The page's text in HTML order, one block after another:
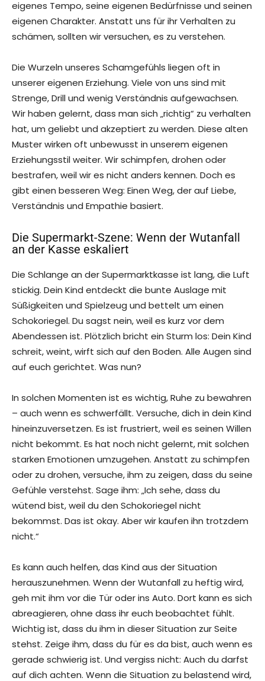
eigenes Tempo, seine eigenen Bedürfnisse und seinen
eigenen Charakter. Anstatt uns für ihr Verhalten zu
schämen, sollten wir versuchen, es zu verstehen.
Die Wurzeln unseres Schamgefühls liegen oft in
unserer eigenen Erziehung. Viele von uns sind mit
Strenge, Drill und wenig Verständnis aufgewachsen.
Wir haben gelernt, dass man sich „richtig“ zu verhalten
hat, um geliebt und akzeptiert zu werden. Diese alten
Muster wirken oft unbewusst in unserem eigenen
Erziehungsstil weiter. Wir schimpfen, drohen oder
bestrafen, weil wir es nicht anders kennen. Doch es
gibt einen besseren Weg: Einen Weg, der auf Liebe,
Verständnis und Empathie basiert.
Die Supermarkt-Szene: Wenn der Wutanfall
an der Kasse eskaliert
Die Schlange an der Supermarktkasse ist lang, die Luft
stickig. Dein Kind entdeckt die bunte Auslage mit
Süßigkeiten und Spielzeug und bettelt um einen
Schokoriegel. Du sagst nein, weil es kurz vor dem
Abendessen ist. Plötzlich bricht ein Sturm los: Dein Kind
schreit, weint, wirft sich auf den Boden. Alle Augen sind
auf euch gerichtet. Was nun?
In solchen Momenten ist es wichtig, Ruhe zu bewahren
– auch wenn es schwerfällt. Versuche, dich in dein Kind
hineinzuversetzen. Es ist frustriert, weil es seinen Willen
nicht bekommt. Es hat noch nicht gelernt, mit solchen
starken Emotionen umzugehen. Anstatt zu schimpfen
oder zu drohen, versuche, ihm zu zeigen, dass du seine
Gefühle verstehst. Sage ihm: „Ich sehe, dass du
wütend bist, weil du den Schokoriegel nicht
bekommst. Das ist okay. Aber wir kaufen ihn trotzdem
nicht.“
Es kann auch helfen, das Kind aus der Situation
herauszunehmen. Wenn der Wutanfall zu heftig wird,
geh mit ihm vor die Tür oder ins Auto. Dort kann es sich
abreagieren, ohne dass ihr euch beobachtet fühlt.
Wichtig ist, dass du ihm in dieser Situation zur Seite
stehst. Zeige ihm, dass du für es da bist, auch wenn es
gerade schwierig ist. Und vergiss nicht: Auch du darfst
auf dich achten. Wenn die Situation zu belastend wird,